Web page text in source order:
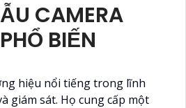
CAMERA
BIẾN
hiệu nổi tiếng trong lĩnh
giám sát. Họ cung cấp một